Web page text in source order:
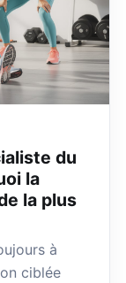
du
la
la plus
à
ciblée